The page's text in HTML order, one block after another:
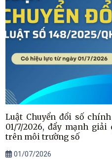
Luật Chuyển đổi số
01/7/2026, đẩy mạnh
trên môi trường số
01/07/2026